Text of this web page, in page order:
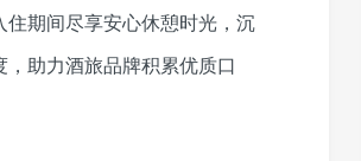
期间尽享安心休憩时光，沉
助力酒旅品牌积累优质口